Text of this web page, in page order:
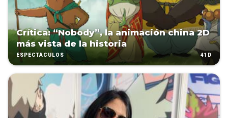
Crítica: “Nobody”, la animación china 2D
más vista de la historia
ESPECTÁCULOS 41D